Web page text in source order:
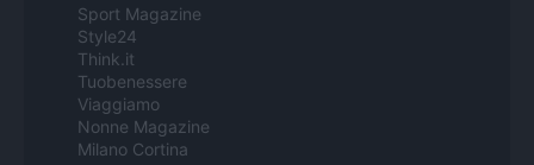
Sport Magazine
Style24
Think.it
Tuobenessere
Viaggiamo
Nonne Magazine
Milano Cortina